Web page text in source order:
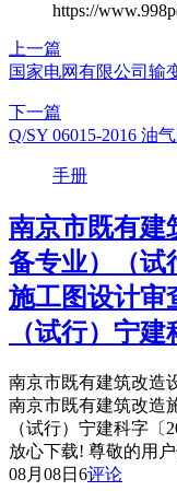
https://
上一篇
国家电网有限公司输
下一篇
Q/SY 06015-2016 油
手册
南京市既有建
备专业）（试
施工图设计审
（试行）宁
南京市既有建筑改造
南京市既有建筑改造
（试行）宁建科字〔
放心下载! 尊敬的用
08月08日 6评论